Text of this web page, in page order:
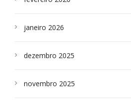
janeiro 2026
dezembro 2025
novembro 2025